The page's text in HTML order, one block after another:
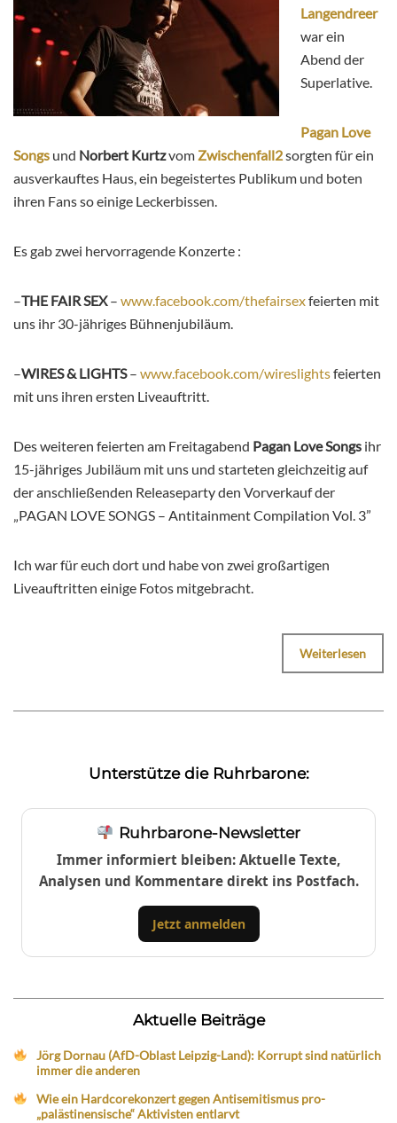
Langendreer
war ein
Abend der
Superlative.
Pagan Love
Songs und Norbert KurtzvomZwischenfall2sorgten für ein
ausverkauftes Haus, ein begeistertes Publikum und boten
ihren Fans so einige Leckerbissen.
Es gab zwei hervorragende Konzerte :
–THE FAIR SEX– www.facebook.com/thefairsexfeierten mit
uns ihr 30-jähriges Bühnenjubiläum.
–WIRES & LIGHTS– www.facebook.com/wireslightsfeierten
mit uns ihren ersten Liveauftritt.
Des weiteren feierten am Freitagabend Pagan Love Songs ihr
15-jähriges Jubiläum mit uns und starteten gleichzeitig auf
der anschließenden Releaseparty den Vorverkauf der
„PAGAN LOVE SONGS – Antitainment Compilation Vol. 3”
Ich war für euch dort und habe von zwei großartigen
Liveauftritten einige Fotos mitgebracht.
Weiterlesen
Unterstütze die Ruhrbarone:
Ruhrbarone-Newsletter
Immer informiert bleiben: Aktuelle Texte,
Analysen und Kommentare direkt ins Postfach.
Jetzt anmelden
Aktuelle Beiträge
Jörg Dornau (AfD-Oblast Leipzig-Land): Korrupt sind natürlich
immer die anderen
Wie ein Hardcorekonzert gegen Antisemitismus pro-
„palästinensische“ Aktivisten entlarvt